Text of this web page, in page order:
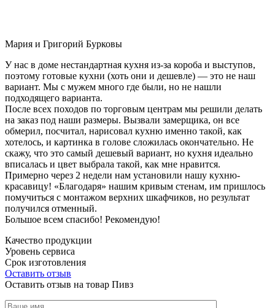
Мария и Григорий Бурковы
У нас в доме нестандартная кухня из-за короба и выступов,
поэтому готовые кухни (хоть они и дешевле) — это не наш
вариант. Мы с мужем много где были, но не нашли
подходящего варианта.
После всех походов по торговым центрам мы решили делать
на заказ под наши размеры. Вызвали замерщика, он все
обмерил, посчитал, нарисовал кухню именно такой, как
хотелось, и картинка в голове сложилась окончательно. Не
скажу, что это самый дешевый вариант, но кухня идеально
вписалась и цвет выбрала такой, как мне нравится.
Примерно через 2 недели нам установили нашу кухню-
красавицу! «Благодаря» нашим кривым стенам, им пришлось
помучиться с монтажом верхних шкафчиков, но результат
получился отменный.
Большое всем спасибо! Рекомендую!
Качество продукции
Уровень сервиса
Срок изготовления
Оставить отзыв
Оставить отзыв на товар Пивз